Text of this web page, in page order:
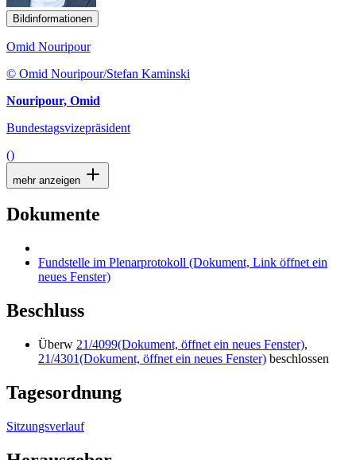
Bildinformationen
Omid Nouripour
© Omid Nouripour/Stefan Kaminski
Nouripour, Omid
Bundestagsvizepräsident
()
mehr anzeigen
Dokumente
Fundstelle im Plenarprotokoll (Dokument, Link öffnet ein
neues Fenster)
Beschluss
Überw 21/4099(Dokument, öffnet ein neues Fenster),
21/4301(Dokument, öffnet ein neues Fenster) beschlossen
Tagesordnung
Sitzungsverlauf